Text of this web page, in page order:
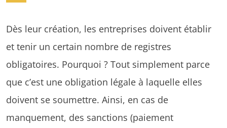
Dès leur création, les entreprises doivent établir
et tenir un certain nombre de registres
obligatoires. Pourquoi ? Tout simplement parce
que c’est une obligation légale à laquelle elles
doivent se soumettre. Ainsi, en cas de
manquement, des sanctions (paiement